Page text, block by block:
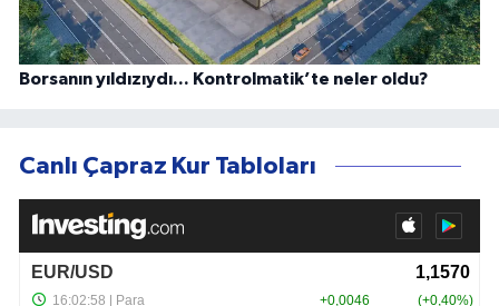
Borsanın yıldızıydı... Kontrolmatik’te neler oldu?
Canlı Çapraz Kur Tabloları